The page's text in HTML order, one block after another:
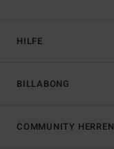
HILFE
BILLABONG
COMMUNITY HERREN